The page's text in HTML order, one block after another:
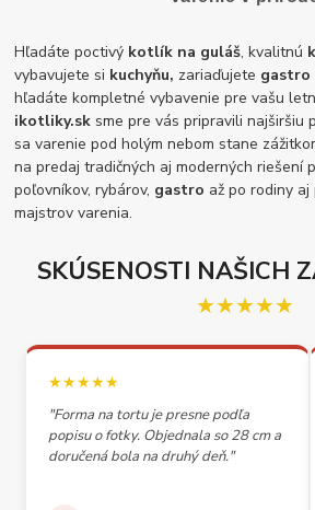
Hľadáte poctivý kotlík na guláš, kvalitnú
vybavujete si kuchyňu, zariaďujete gastro
hľadáte kompletné vybavenie pre vašu
ikotliky.sk sme pre vás pripravili najširšiu
sa varenie pod holým nebom stane
na predaj tradičných aj moderných riešení
poľovníkov, rybárov, gastro až po rodiny
majstrov varenia.
SKÚSENOSTI NAŠICH
★★★★★
★★★★★
"Forma na tortu je presne podľa
popisu o fotky. Objednala so 28 cm a
doručená bola na druhý deň."